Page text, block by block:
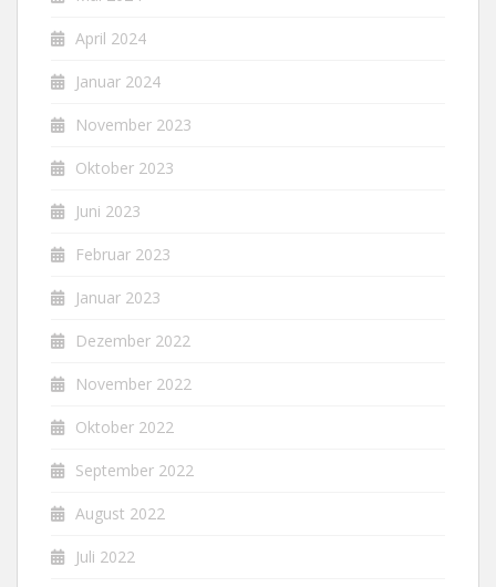
April 2024
Januar 2024
November 2023
Oktober 2023
Juni 2023
Februar 2023
Januar 2023
Dezember 2022
November 2022
Oktober 2022
September 2022
August 2022
Juli 2022